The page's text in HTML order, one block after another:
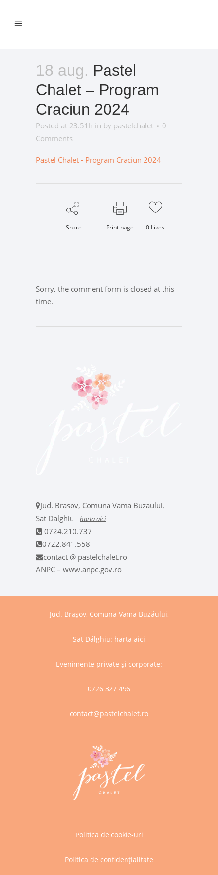
18 aug. Pastel
Chalet – Program
Craciun 2024
Posted at 23:51h in by pastelchalet
0
Comments
Pastel Chalet - Program Craciun 2024
Share Print page 0 Likes
Sorry, the comment form is closed at this
time.
Jud. Brasov, Comuna Vama Buzaului,
Sat Dalghiu
harta aici
0724.210.737
0722.841.558
contact @ pastelchalet.ro
ANPC – www.anpc.gov.ro
Jud. Brașov, Comuna Vama Buzăului,
Sat Dălghiu: harta aici
Evenimente private și corporate:
0726 327 496
contact@pastelchalet.ro
Politica de cookie-uri
Politica de confidențialitate